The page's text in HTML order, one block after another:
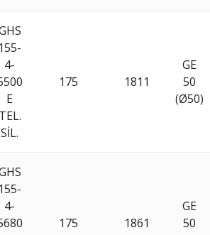
155-
4-
E
TEL.
SİL.
175 1811
GE
50
(Ø50)
155-
4-
175 1861
GE
50